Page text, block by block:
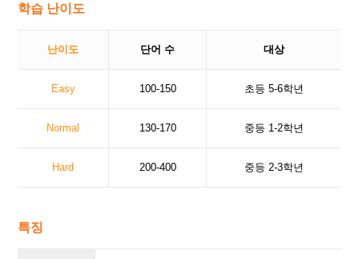
학습 난이도
난이도 단어 수 대상
Easy 100-150 초등 5-6학년
Normal 130-170 중등 1-2학년
Hard 200-400 중등 2-3학년
특징